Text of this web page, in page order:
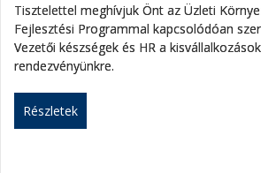
Tisztelettel meghívjuk Önt az Üzleti
Fejlesztési Programmal kapcsolódóan
Vezetői készségek és HR a
rendezvényünkre.
Részletek